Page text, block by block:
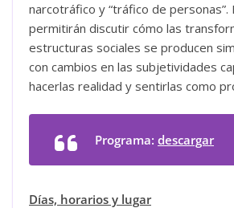
narcotráfico y “tráfico de personas”.
permitirán discutir cómo las
estructuras sociales se producen
con cambios en las subjetividades
hacerlas realidad y sentirlas como
Programa: descargar
Días, horarios y lugar